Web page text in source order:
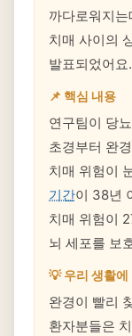
까다로워지
치매 사이의
발표되었어요.
📌 핵심 내용
연구팀이 당
초경부터 완
치매 위험이
기간이 38년
치매 위험이
뇌 세포를 보
💡 우리 생활
완경이 빨리
환자분들은